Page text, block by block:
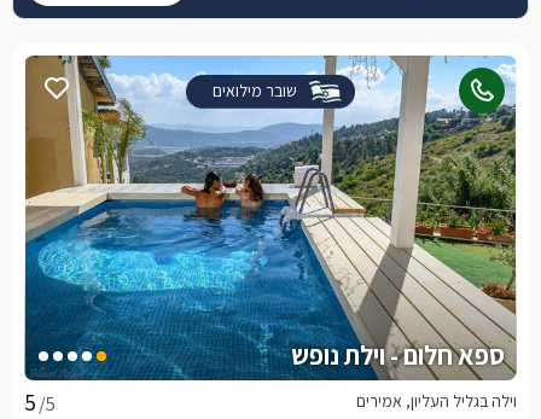
שובר מילואים
ספא חלום - וילת נופש
/5 וילה בגליל העליון, אמירים